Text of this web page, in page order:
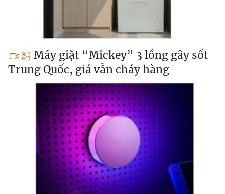
Máy giặt “Mickey” 3 lồng gây sốt
Trung Quốc, giá vẫn cháy hàng